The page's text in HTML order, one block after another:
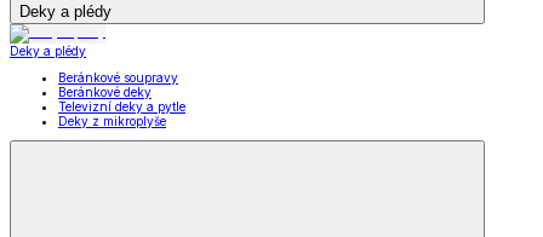
Deky a plédy
Deky a plédy
Beránkové soupravy
Beránkové deky
Televizní deky a pytle
Deky z mikroplyše